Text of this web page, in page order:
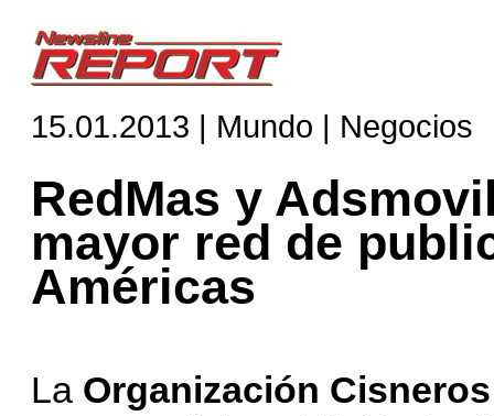
15.01.2013 | Mundo | Negocios
RedMas y
mayor red de
Américas
La Organización Cisneros